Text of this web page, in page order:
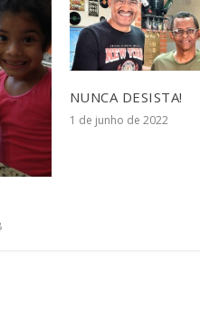
NUNCA DESISTA!
1 de junho de 2022